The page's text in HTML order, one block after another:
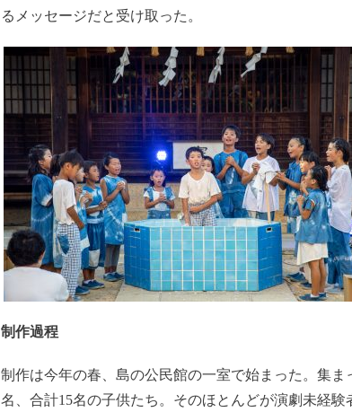
るメッセージだと受け取った。
制作過程
制作は今年の春、島の公民館の一室で始まった。集
名、合計15名の子供たち。そのほとんどが演劇未経